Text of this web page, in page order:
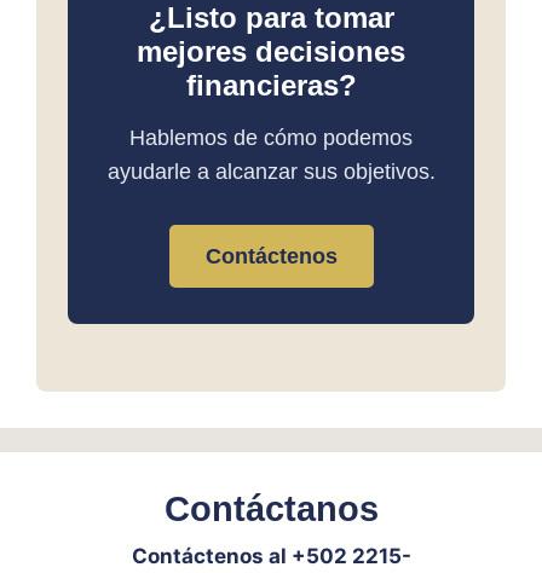
¿Listo para tomar
mejores decisiones
financieras?
Hablemos de cómo podemos
ayudarle a alcanzar sus objetivos.
Contáctenos
Contáctanos
Contáctenos al +502 2215-